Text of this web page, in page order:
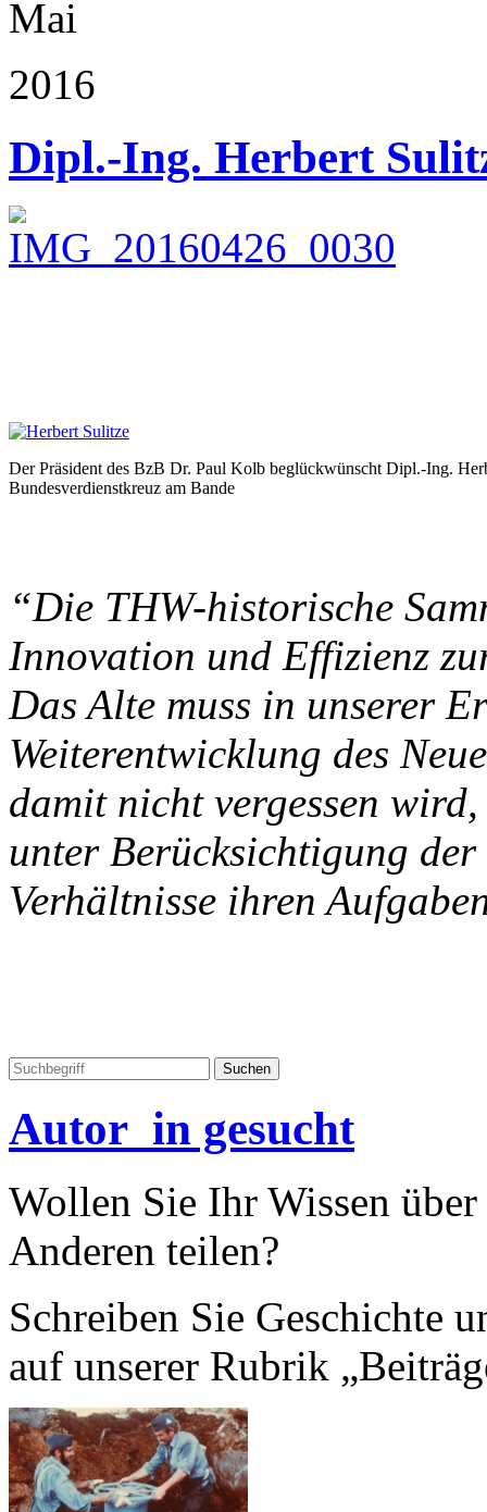
Mai
2016
Dipl.-Ing. Herbert
Der Präsident des BzB Dr. Paul Kolb beglückwünscht Dipl.-Ing.
Bundesverdienstkreuz am Bande
“Die THW-historische
Innovation und Effizienz
Das Alte muss in unserer
Weiterentwicklung des
damit nicht vergessen
unter Berücksichtigung
Verhältnisse ihren
Autor_in gesucht
Wollen Sie Ihr Wissen
Anderen teilen?
Schreiben Sie Geschichte
auf unserer Rubrik